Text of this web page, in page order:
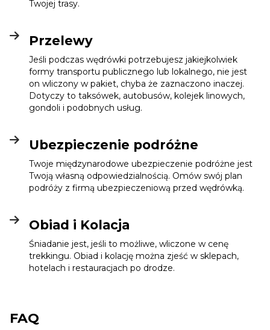
Twojej trasy.
Przelewy
Jeśli podczas wędrówki potrzebujesz jakiejkolwiek
formy transportu publicznego lub lokalnego, nie jest
on wliczony w pakiet, chyba że zaznaczono inaczej.
Dotyczy to taksówek, autobusów, kolejek linowych,
gondoli i podobnych usług.
Ubezpieczenie podróżne
Twoje międzynarodowe ubezpieczenie podróżne jest
Twoją własną odpowiedzialnością. Omów swój plan
podróży z firmą ubezpieczeniową przed wędrówką.
Obiad i Kolacja
Śniadanie jest, jeśli to możliwe, wliczone w cenę
trekkingu. Obiad i kolację można zjeść w sklepach,
hotelach i restauracjach po drodze.
FAQ